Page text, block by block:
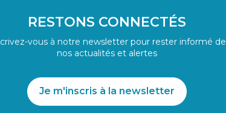
RESTONS CONNECTÉS
vous à notre newsletter pour rester informé de
nos actualités et alertes
Je m'inscris à la newsletter